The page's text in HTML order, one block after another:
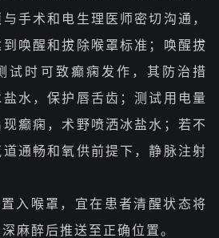
手术和电生理医师密切沟通，
唤醒和拔除喉罩标准；唤醒拔
试时可致癫痫发作，其防治措
水，保护唇舌齿；测试用电量
癫痫，术野喷洒冰盐水；若不
通畅和氧供前提下，静脉注射
入喉罩，宜在患者清醒状态将
麻醉后推送至正确位置。